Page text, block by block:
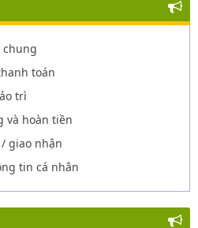
chung
toán
trì
và hoàn tiền
giao nhận
tin cá nhân